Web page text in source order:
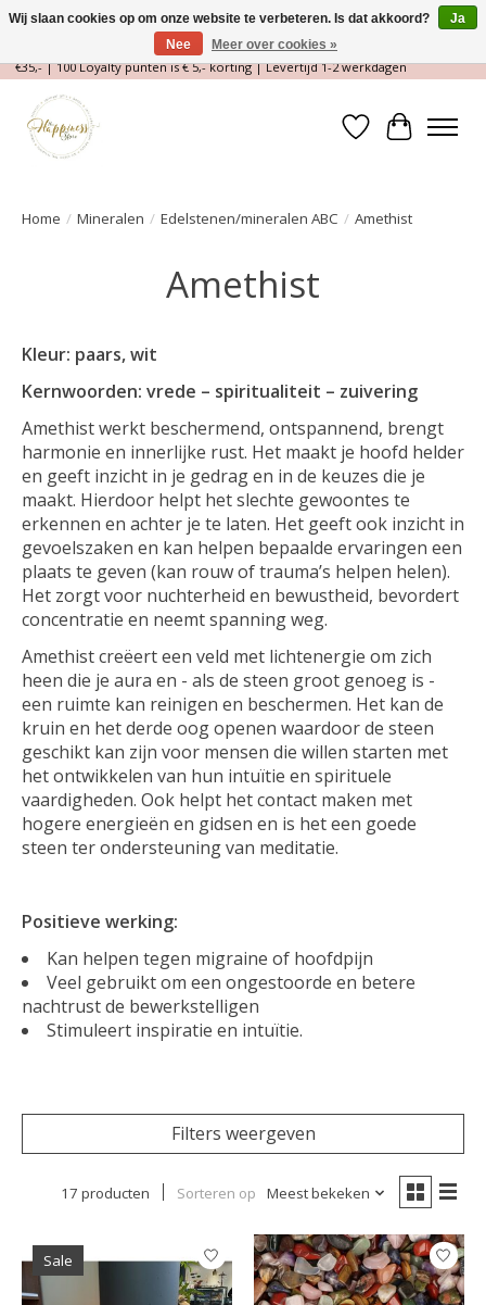
Magische Conceptstore, Edelstenen & Spirituele winkel | Gratis verzending >
€35,- | 100 Loyalty punten is € 5,- korting | Levertijd 1-2 werkdagen
Verlanglijst
Home / Mineralen / Edelstenen/mineralen ABC / Amethist
Amethist
Kleur: paars, wit
Kernwoorden: vrede – spiritualiteit – zuivering
Amethist werkt beschermend, ontspannend, brengt
harmonie en innerlijke rust. Het maakt je hoofd helder
en geeft inzicht in je gedrag en in de keuzes die je
maakt. Hierdoor helpt het slechte gewoontes te
erkennen en achter je te laten. Het geeft ook inzicht in
gevoelszaken en kan helpen bepaalde ervaringen een
plaats te geven (kan rouw of trauma’s helpen helen).
Het zorgt voor nuchterheid en bewustheid, bevordert
concentratie en neemt spanning weg.
Amethist creëert een veld met lichtenergie om zich
heen die je aura en - als de steen groot genoeg is -
een ruimte kan reinigen en beschermen. Het kan de
kruin en het derde oog openen waardoor de steen
geschikt kan zijn voor mensen die willen starten met
het ontwikkelen van hun intuïtie en spirituele
vaardigheden. Ook helpt het contact maken met
hogere energieën en gidsen en is het een goede
steen ter ondersteuning van meditatie.
Positieve werking:
Kan helpen tegen migraine of hoofdpijn
Veel gebruikt om een ongestoorde en betere
nachtrust de bewerkstelligen
Stimuleert inspiratie en intuïtie.
Filters weergeven
17 producten Sorteren op Meest bekeken
Sale
Wij slaan cookies op om onze website te verbeteren. Is dat akkoord?
Ja
Nee
Meer over cookies »